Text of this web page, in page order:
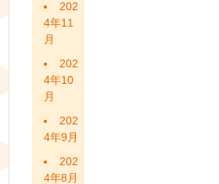
202
4年11
月
202
4年10
月
202
4年9月
202
4年8月